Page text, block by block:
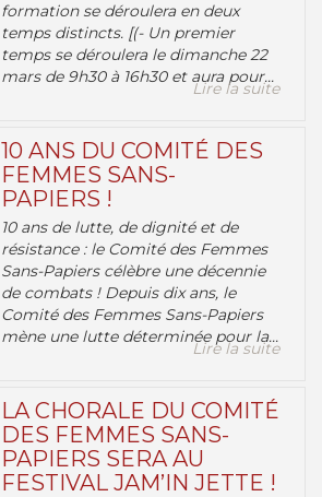
formation se déroulera en deux
temps distincts. [(- Un premier
temps se déroulera le dimanche 22
mars de 9h30 à 16h30 et aura pour...
Lire la suite
10 ANS DU COMITÉ DES
FEMMES SANS-
PAPIERS !
10 ans de lutte, de dignité et de
résistance : le Comité des Femmes
Sans-Papiers célèbre une décennie
de combats ! Depuis dix ans, le
Comité des Femmes Sans-Papiers
mène une lutte déterminée pour la...
Lire la suite
LA CHORALE DU COMITÉ
DES FEMMES SANS-
PAPIERS SERA AU
FESTIVAL JAM’IN JETTE !